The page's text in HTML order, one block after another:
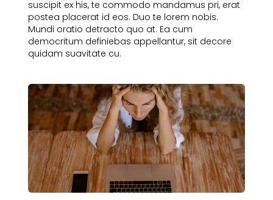
suscipit ex his, te commodo mandamus pri, erat
postea placerat id eos. Duo te lorem nobis.
Mundi oratio detracto quo at. Ea cum
democritum definiebas appellantur, sit decore
quidam suavitate cu.